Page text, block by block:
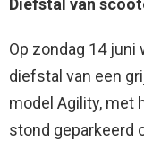
Diefstal van
Op zondag 14 juni
diefstal van een
model Agility, met
stond geparkeerd